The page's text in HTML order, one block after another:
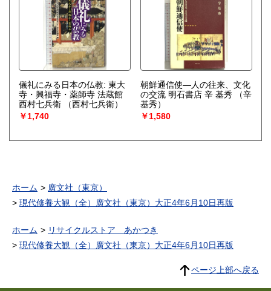
儀礼にみる日本の仏教: 東大
寺・興福寺・薬師寺 法蔵館
西村七兵衛
（西村七兵衛）
￥1,740
朝鮮通信使―人の往来、文化
の交流 明石書店 辛 基秀
（辛
基秀）
￥1,580
ホーム
廣文社（東京）
現代修養大観（全）廣文社（東京）大正4年6月10日再版
ホーム
リサイクルストア あかつき
現代修養大観（全）廣文社（東京）大正4年6月10日再版
ページ上部へ戻る